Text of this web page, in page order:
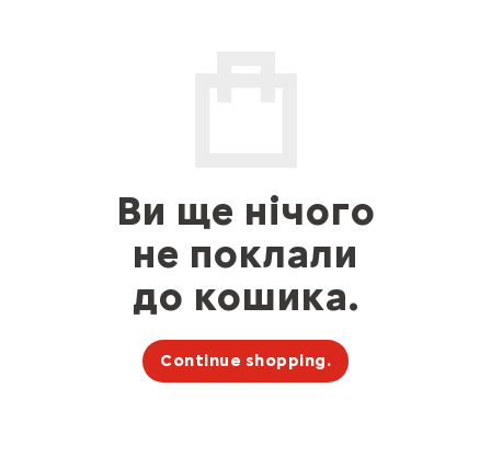
Ви ще нічого
не поклали
до кошика.
Continue shopping.